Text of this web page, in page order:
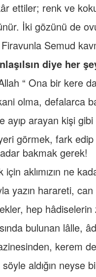
ettiler; renk ve
İki gözünü de
Semud
diye her
“ Ona bir kere
olma, defalarca
ayıp arayan kişi
görmek, fark
bakmak gerek!
aklımızın ne
yazın harareti,
hep
bulunan lâlle,
kerem
aldığın neyse